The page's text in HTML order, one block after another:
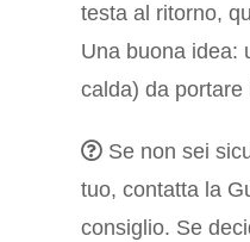
testa al ritorno,
Una buona idea:
calda) da
Se non sei
tuo, contatta la
consiglio. Se